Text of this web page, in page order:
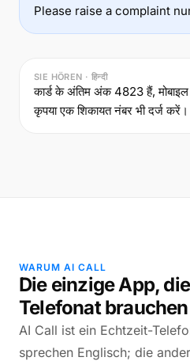
Please raise a complaint
SIE HÖREN · हिन्दी
कार्ड के अंतिम अंक 4823 हैं,
कृपया एक शिकायत नंबर भी दर्ज करें।
WARUM AI CALL
Die einzige App,
Telefonat brauchen
AI Call ist ein Echtzeit-
sprechen Englisch; die